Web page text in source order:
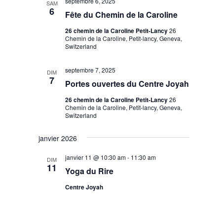
SAM
6 Fête du Chemin de la Caroline
26 chemin de la Caroline Petit-Lancy26
Chemin de la Caroline, Petit-lancy, Geneva,
Switzerland
DIM
7 Portes ouvertes du Centre Joyah
septembre 7, 2025
26 chemin de la Caroline Petit-Lancy26
Chemin de la Caroline, Petit-lancy, Geneva,
Switzerland
janvier 2026
DIM
11 Yoga du Rire
janvier 11 @ 10:30 am- 11:30 am
Centre Joyah